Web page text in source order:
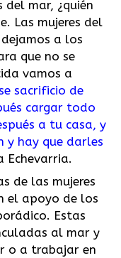
del mar, ¿quién
Las mujeres del
a los
que no se
vamos a
sacrificio de
cargar todo
a tu casa, y
y hay que darles
Echevarria.
de las mujeres
el apoyo de los
Estas
al mar y
o a trabajar en